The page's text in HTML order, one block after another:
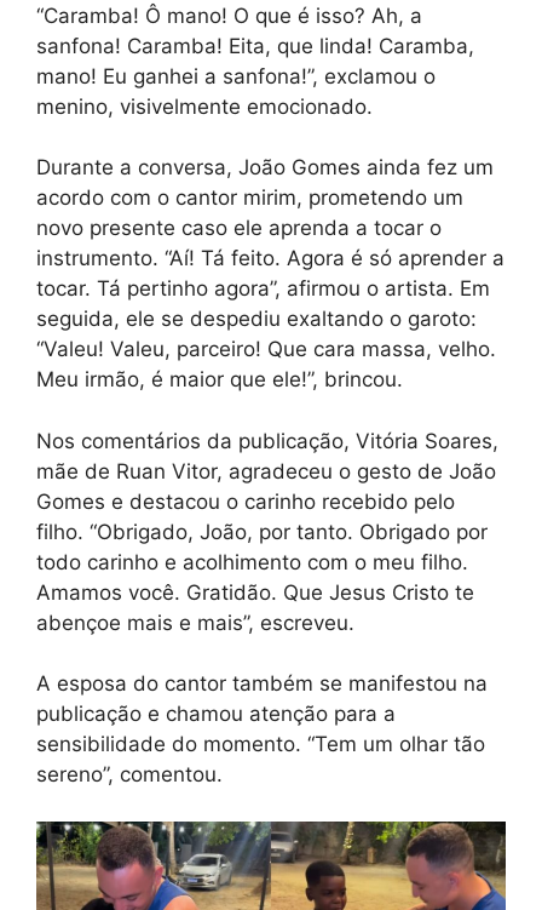
“Caramba! Ô mano! O que é isso? Ah, a
sanfona! Caramba! Eita, que linda! Caramba,
mano! Eu ganhei a sanfona!”, exclamou o
menino, visivelmente emocionado.
Durante a conversa, João Gomes ainda fez um
acordo com o cantor mirim, prometendo um
novo presente caso ele aprenda a tocar o
instrumento. “Aí! Tá feito. Agora é só aprender a
tocar. Tá pertinho agora”, afirmou o artista. Em
seguida, ele se despediu exaltando o garoto:
“Valeu! Valeu, parceiro! Que cara massa, velho.
Meu irmão, é maior que ele!”, brincou.
Nos comentários da publicação, Vitória Soares,
mãe de Ruan Vitor, agradeceu o gesto de João
Gomes e destacou o carinho recebido pelo
filho. “Obrigado, João, por tanto. Obrigado por
todo carinho e acolhimento com o meu filho.
Amamos você. Gratidão. Que Jesus Cristo te
abençoe mais e mais”, escreveu.
A esposa do cantor também se manifestou na
publicação e chamou atenção para a
sensibilidade do momento. “Tem um olhar tão
sereno”, comentou.